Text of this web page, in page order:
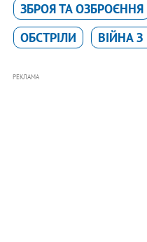
ЗБРОЯ ТА ОЗБРОЄННЯ
ОБСТРІЛИ
ВІЙНА
РЕКЛАМА